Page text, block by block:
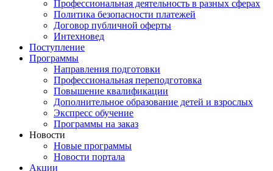
Профессиональная деятельность в разных сферах
Политика безопасности платежей
Договор публичной оферты
Интехновед
Поступление
Программы
Направления подготовки
Профессиональная переподготовка
Повышение квалификации
Дополнительное образование детей и взрослых
Экспресс обучение
Программы на заказ
Новости
Новые программы
Новости портала
Акции